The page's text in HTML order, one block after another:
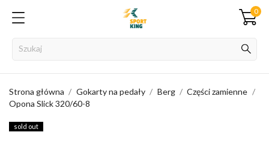
0
Strona główna Gokarty na pedały Berg
Części zamienne
Opona Slick 320/60-8
sold out